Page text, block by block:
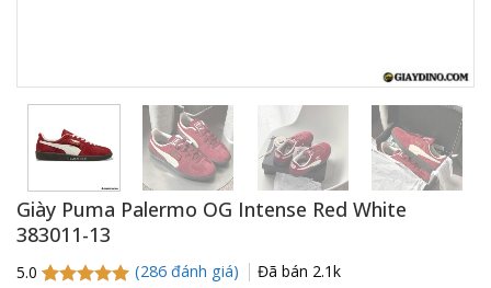
Giày Puma Palermo OG Intense Red White
383011-13
5.0 (286đánh giá) Đã bán 2.1k